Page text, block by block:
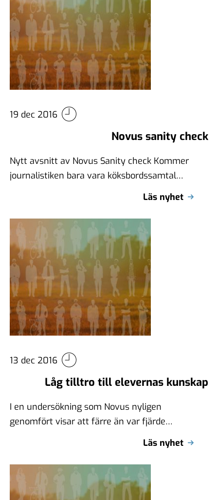
19 dec 2016
Novus sanity check
Nytt avsnitt av Novus Sanity check Kommer
journalistiken bara vara köksbordssamtal
Läs nyhet
13 dec 2016
Låg tilltro till elevernas kunskap
I en undersökning som Novus nyligen
genomfört visar att färre än var fjärde
Läs nyhet